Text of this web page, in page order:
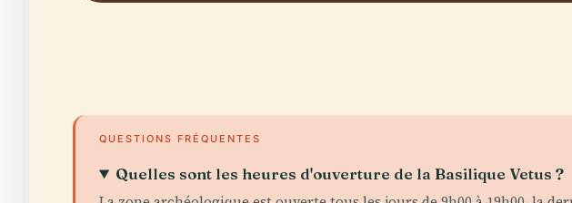
QUESTIONS FRÉQUENTES
Quelles sont les heures d'ouverture de la Basilique Vetus ?